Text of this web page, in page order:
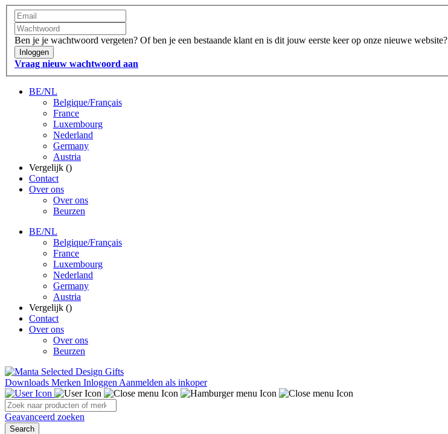
Ben je je wachtwoord vergeten? Of ben je een bestaande klant en is dit jouw eerste keer op onze nieuwe website?
Inloggen
Vraag nieuw wachtwoord aan
BE/NL
Belgique/Français
France
Luxembourg
Nederland
Germany
Austria
Vergelijk ()
Contact
Over ons
Over ons
Beurzen
BE/NL
Belgique/Français
France
Luxembourg
Nederland
Germany
Austria
Vergelijk ()
Contact
Over ons
Over ons
Beurzen
Downloads Merken Inloggen Aanmelden als inkoper
Geavanceerd zoeken
Search